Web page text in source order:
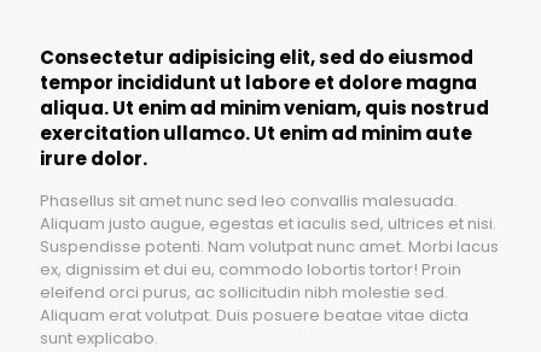
Consectetur adipisicing elit, sed do eiusmod
tempor incididunt ut labore et dolore magna
aliqua. Ut enim ad minim veniam, quis nostrud
exercitation ullamco. Ut enim ad minim aute
irure dolor.
Phasellus sit amet nunc sed leo convallis malesuada.
Aliquam justo augue, egestas et iaculis sed, ultrices et nisi.
Suspendisse potenti. Nam volutpat nunc amet. Morbi lacus
ex, dignissim et dui eu, commodo lobortis tortor! Proin
eleifend orci purus, ac sollicitudin nibh molestie sed.
Aliquam erat volutpat. Duis posuere beatae vitae dicta
sunt explicabo.